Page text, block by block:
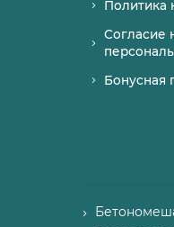
Политика
Согласие
Бонусная